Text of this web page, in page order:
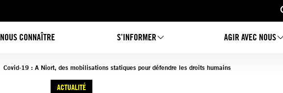
NOUS CONNAÎTRE S’INFORMER AGIR AVEC NOUS
Covid-19 : A Niort, des mobilisations statiques pour défendre les droits humains
ACTUALITÉ